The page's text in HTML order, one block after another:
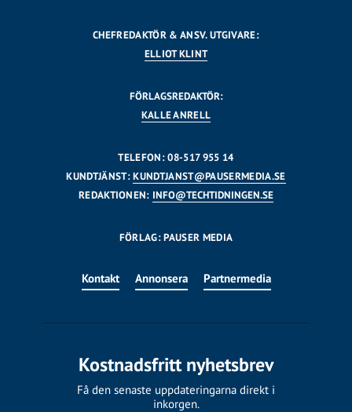
CHEFREDAKTÖR & ANSV. UTGIVARE:
ELLIOT KLINT
FÖRLAGSREDAKTÖR:
KALLE ANRELL
TELEFON: 08-517 955 14
KUNDTJÄNST:KUNDTJANST@PAUSERMEDIA.SE
REDAKTIONEN: INFO@TECHTIDNINGEN.SE
FÖRLAG: PAUSER MEDIA
Kontakt Annonsera Partnermedia
Kostnadsfritt nyhetsbrev
Få den senaste uppdateringarna direkt i
inkorgen.